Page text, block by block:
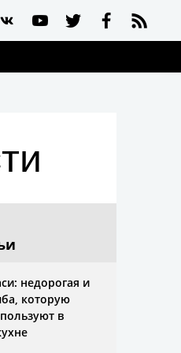
недорогая и
которую
в